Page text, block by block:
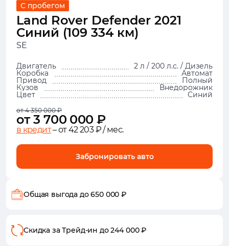
С пробегом
Land Rover Defender 2021
Синий (109 334 км)
SE
Двигатель 2 л / 200 л.с. / Дизель
Коробка Автомат
Привод Полный
Кузов Внедорожник
Цвет Синий
от 4 350 000 ₽
от 3 700 000 ₽
в кредит– от 42 203 ₽ / мес.
Забронировать авто
Общая выгода до 650 000 ₽
Скидка за Трейд-ин до 244 000 ₽